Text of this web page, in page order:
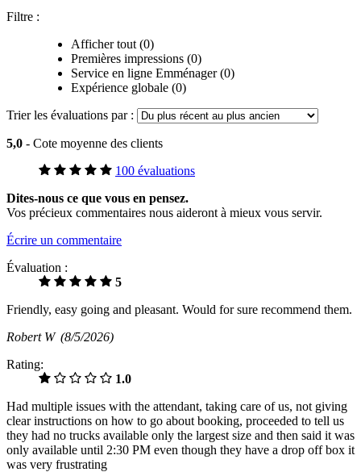
Filtre :
Afficher tout (0)
Premières impressions (0)
Service en ligne Emménager (0)
Expérience globale (0)
Trier les évaluations par :
5,0 - Cote moyenne des clients
100 évaluations
Dites-nous ce que vous en pensez.
Vos précieux commentaires nous aideront à mieux vous servir.
Écrire un commentaire
Évaluation :
5
Friendly, easy going and pleasant. Would for sure recommend them.
Robert W (8/5/2026)
Rating:
1.0
Had multiple issues with the attendant, taking care of us, not giving
clear instructions on how to go about booking, proceeded to tell us
they had no trucks available only the largest size and then said it was
only available until 2:30 PM even though they have a drop off box it
was very frustrating